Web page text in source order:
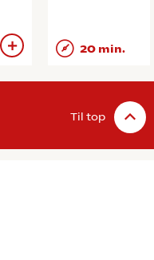
20 min.
Til top